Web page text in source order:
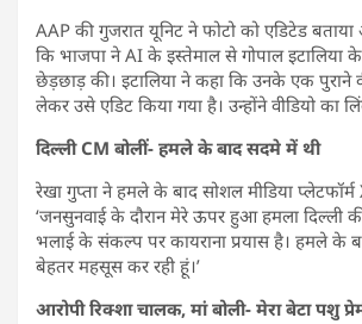
AAP की गुजरात यूनिट ने फोटो को एडिटेड
कि भाजपा ने AI के इस्तेमाल से गोपाल इटालिया
छेड़छाड़ की। इटालिया ने कहा कि उनके एक पुराने
लेकर उसे एडिट किया गया है। उन्होंने वीडियो का
दिल्ली CM बोलीं- हमले के बाद सदमे में थी
रेखा गुप्ता ने हमले के बाद सोशल मीडिया प्लेटफॉर्म
‘जनसुनवाई के दौरान मेरे ऊपर हुआ हमला दिल्ली
भलाई के संकल्प पर कायराना प्रयास है। हमले के
बेहतर महसूस कर रही हूं।’
आरोपी रिक्शा चालक, मां बोली- मेरा बेटा पशु